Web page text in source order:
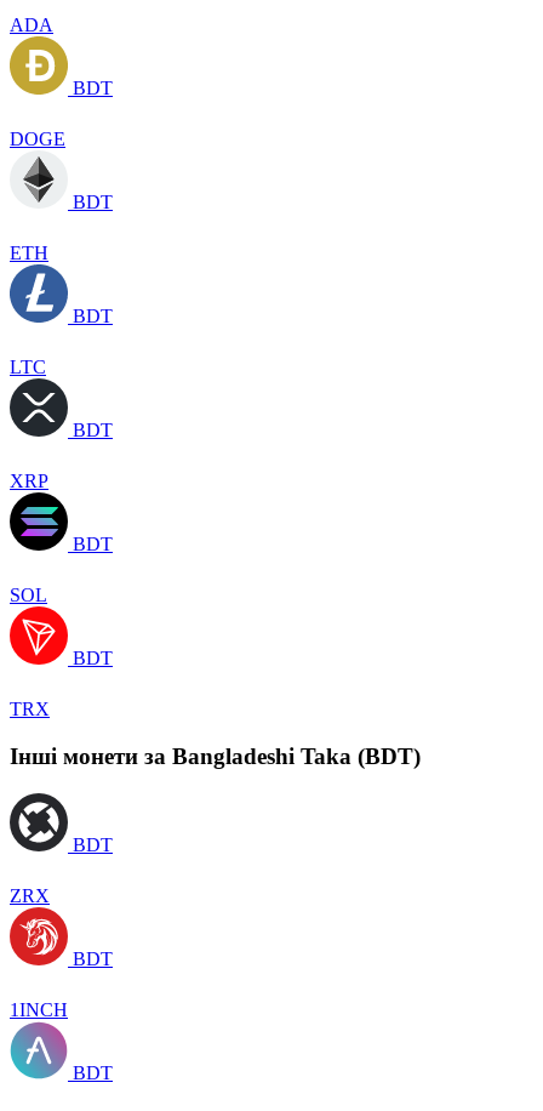
ADA
BDT
DOGE
BDT
ETH
BDT
LTC
BDT
XRP
BDT
SOL
BDT
TRX
Інші монети за Bangladeshi Taka (BDT)
BDT
ZRX
BDT
1INCH
BDT